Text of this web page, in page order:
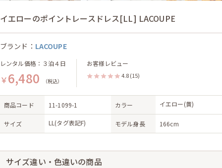
イエローのポイントレースドレス[LL] LACOUPE
ブランド： LACOUPE
レンタル価格：３泊４日
￥6,480 （税込）
お客様レビュー
4.8 (15)
商品コード 11-1099-1 カラー イエロー(黄)
サイズ LL(タグ表記F) モデル身長 166cm
サイズ違い・色違いの商品